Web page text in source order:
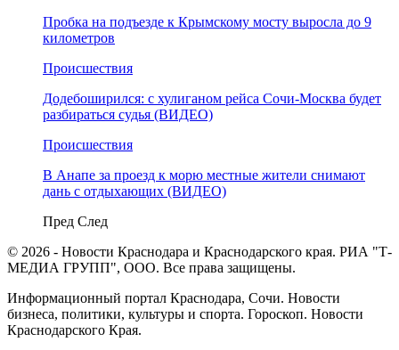
Пробка на подъезде к Крымскому мосту выросла до 9
километров
Происшествия
Додебоширился: с хулиганом рейса Сочи-Москва будет
разбираться судья (ВИДЕО)
Происшествия
В Анапе за проезд к морю местные жители снимают
дань с отдыхающих (ВИДЕО)
Пред След
© 2026 - Новости Краснодара и Краснодарского края. РИА "Т-
МЕДИА ГРУПП", ООО. Все права защищены.
Информационный портал Краснодара, Сочи. Новости
бизнеса, политики, культуры и спорта. Гороскоп. Новости
Краснодарского Края.